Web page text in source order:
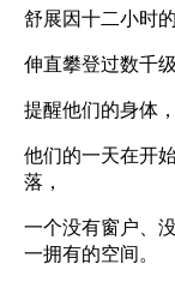
舒展因十二小时
伸直攀登过数千
提醒他们的身体
他们的一天在开
落，
一个没有窗户、
一拥有的空间。